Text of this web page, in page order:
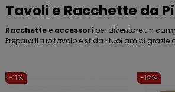
Tavoli e Racchette da
Racchette e accessori per diventare un
Prepara il tuo tavolo e sfida i tuoi amici grazie
-11% -12%